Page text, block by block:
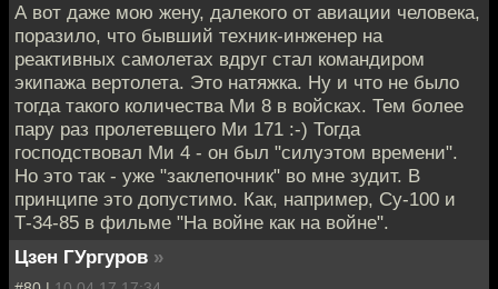
А вот даже мою жену, далекого от авиации человека,
поразило, что бывший техник-инженер на
реактивных самолетах вдруг стал командиром
экипажа вертолета. Это натяжка. Ну и что не было
тогда такого количества Ми 8 в войсках. Тем более
пару раз пролетевщего Ми 171 :-) Тогда
господствовал Ми 4 - он был "силуэтом времени".
Но это так - уже "заклепочник" во мне зудит. В
принципе это допустимо. Как, например, Су-100 и
Т-34-85 в фильме "На войне как на войне".
Цзен ГУргуров »